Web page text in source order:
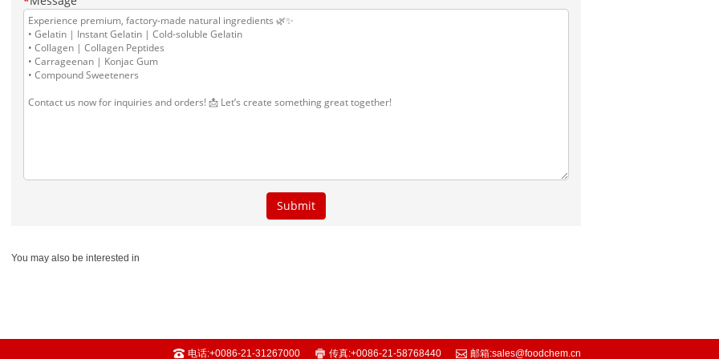
You may also be interested in
电话:+0086-21-31267000 传真:+0086-21-58768440 邮箱:sales@foodchem.cn